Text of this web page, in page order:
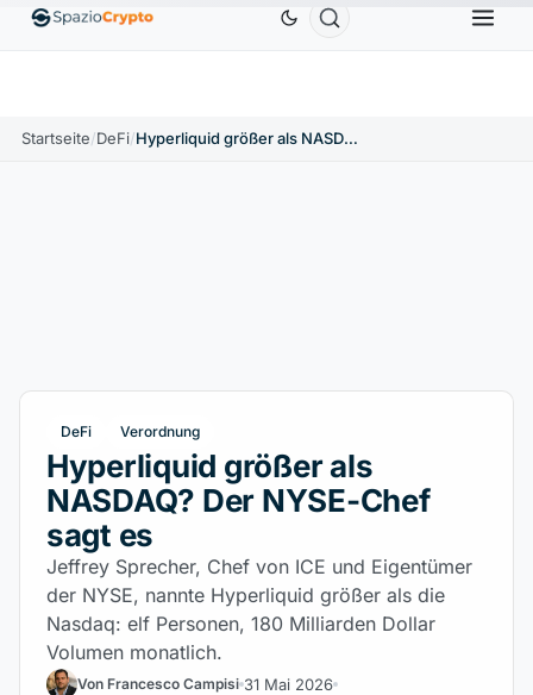
EthereumETH1.880,58 $ TetherUSDT 0,9991 $ BNBBNB
Startseite/DeFi/ Hyperliquid größer als NASDAQ? Der NYSE-Chef sagt es
DeFi Verordnung
Hyperliquid größer als
NASDAQ? Der NYSE-Chef
sagt es
Jeffrey Sprecher, Chef von ICE und Eigentümer
der NYSE, nannte Hyperliquid größer als die
Nasdaq: elf Personen, 180 Milliarden Dollar
Volumen monatlich.
Von Francesco Campisi 31 Mai 2026